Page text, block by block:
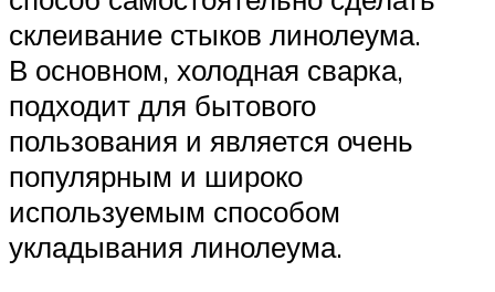
склеивание стыков линолеума.
В основном, холодная сварка,
подходит для бытового
пользования и является очень
популярным и широко
используемым способом
укладывания линолеума.